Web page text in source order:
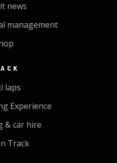
news
management
laps
Experience
& car hire
Track